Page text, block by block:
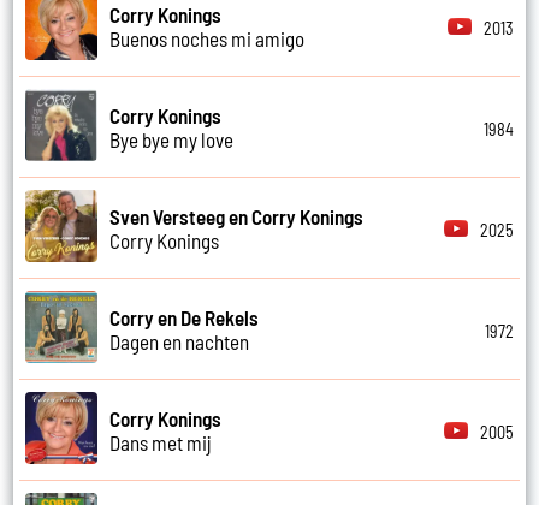
Corry Konings
Buenos noches mi amigo
2013
Corry Konings
Bye bye my love
1984
Sven Versteeg en Corry Konings
Corry Konings
2025
Corry en De Rekels
Dagen en nachten
1972
Corry Konings
Dans met mij
2005